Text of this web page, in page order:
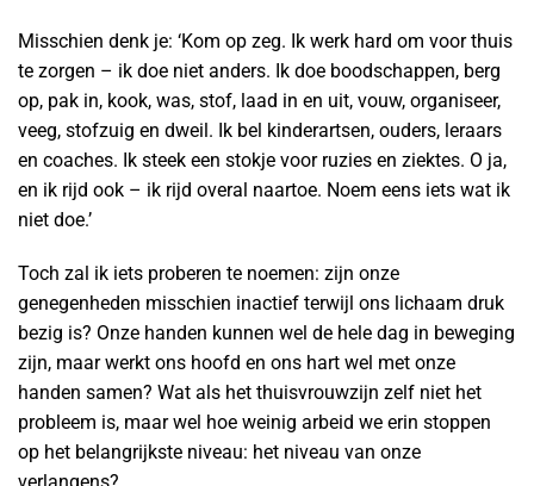
Misschien denk je: ‘Kom op zeg. Ik werk hard om voor thuis
te zorgen – ik doe niet anders. Ik doe boodschappen, berg
op, pak in, kook, was, stof, laad in en uit, vouw, organiseer,
veeg, stofzuig en dweil. Ik bel kinderartsen, ouders, leraars
en coaches. Ik steek een stokje voor ruzies en ziektes. O ja,
en ik rijd ook – ik rijd overal naartoe. Noem eens iets wat ik
niet doe.’
Toch zal ik iets proberen te noemen: zijn onze
genegenheden misschien inactief terwijl ons lichaam druk
bezig is? Onze handen kunnen wel de hele dag in beweging
zijn, maar werkt ons hoofd en ons hart wel met onze
handen samen? Wat als het thuisvrouwzijn zelf niet het
probleem is, maar wel hoe weinig arbeid we erin stoppen
op het belangrijkste niveau: het niveau van onze